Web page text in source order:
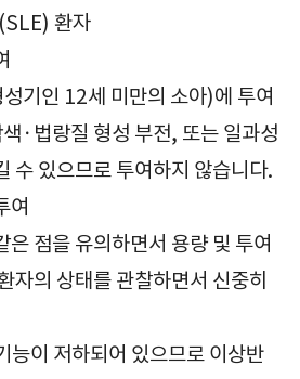
환자
기인 12세 미만의 소아)에 투여
·법랑질 형성 부전, 또는 일과성
수 있으므로 투여하지 않습니다.
여
은 점을 유의하면서 용량 및 투여
자의 상태를 관찰하면서 신중히
능이 저하되어 있으므로 이상반